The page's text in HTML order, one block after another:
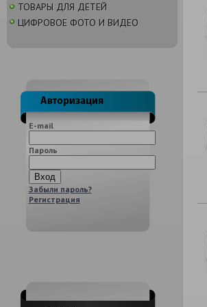
ТОВАРЫ ДЛЯ ДЕТЕЙ
ЦИФРОВОЕ ФОТО И ВИДЕО
E-mail
Пароль
Забыли пароль?
Регистрация